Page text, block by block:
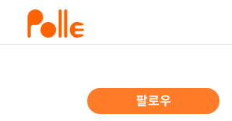
팔로우